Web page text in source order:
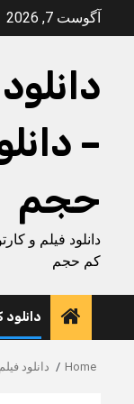
آگوست 7, 2026
–
حجم
دانلود فیلم و
کم حجم
دانلود
Home دانلود